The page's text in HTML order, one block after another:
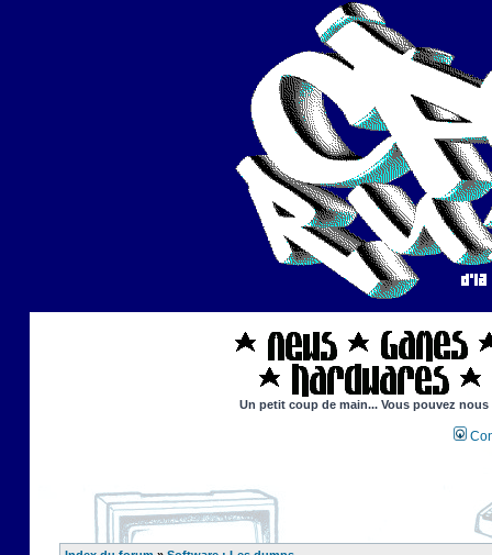
Un petit coup de main... Vous pouvez